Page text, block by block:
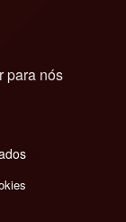
para nós